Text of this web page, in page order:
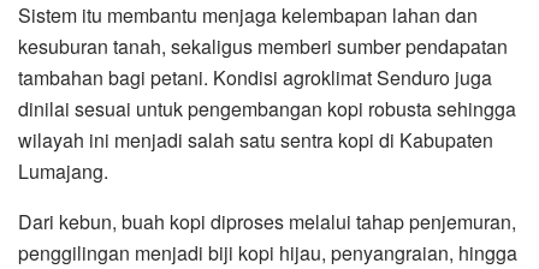
Sistem itu membantu menjaga kelembapan lahan dan
kesuburan tanah, sekaligus memberi sumber pendapatan
tambahan bagi petani. Kondisi agroklimat Senduro juga
dinilai sesuai untuk pengembangan kopi robusta sehingga
wilayah ini menjadi salah satu sentra kopi di Kabupaten
Lumajang.
Dari kebun, buah kopi diproses melalui tahap penjemuran,
penggilingan menjadi biji kopi hijau, penyangraian, hingga